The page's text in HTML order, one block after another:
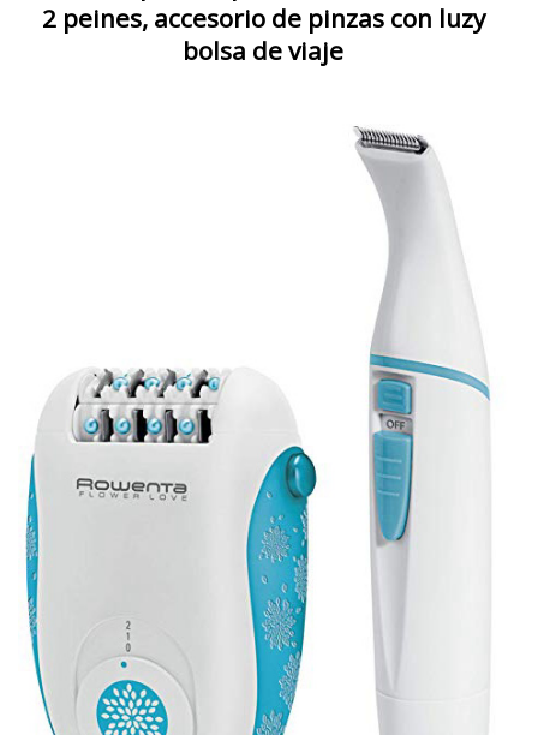
2 peines, accesorio de pinzas con luzy
bolsa de viaje